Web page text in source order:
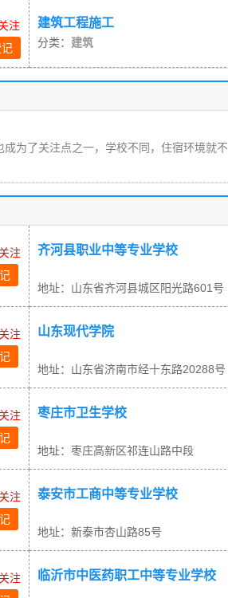
注
建筑工程施工
分类： 建筑
为了关注点之一，学校不同，住宿环境就不
注
齐河县职业中等专业学校
地址：山东省齐河县城区阳光路601号
注
山东现代学院
地址：山东省济南市经十东路20288号
注
枣庄市卫生学校
地址：枣庄高新区祁连山路中段
注
泰安市工商中等专业学校
地址：新泰市杏山路85号
注
临沂市中医药职工中等专业学校